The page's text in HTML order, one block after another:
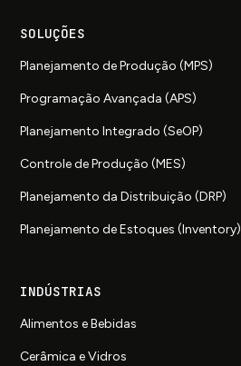
SOLUÇÕES
Planejamento de Produção (MPS)
Programação Avançada (APS)
Planejamento Integrado (SeOP)
Controle de Produção (MES)
Planejamento da Distribuição (DRP)
Planejamento de Estoques (Inventory)
INDÚSTRIAS
Alimentos e Bebidas
Cerâmica e Vidros